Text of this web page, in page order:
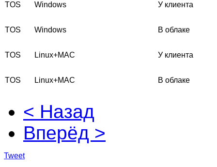
TOS Windows У клиента
TOS Windows В облаке
TOS Linux+MAC У клиента
TOS Linux+MAC В облаке
< Назад
Вперёд >
Tweet